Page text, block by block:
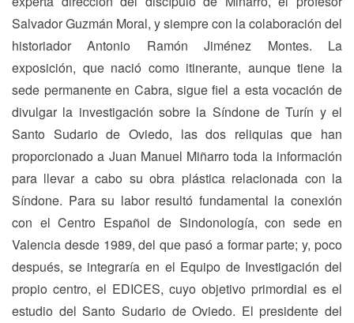
Salvador Guzmán Moral, y siempre con la colaboración del
historiador Antonio Ramón Jiménez Montes. La
exposición, que nació como itinerante, aunque tiene la
sede permanente en Cabra, sigue fiel a esta vocación de
divulgar la investigación sobre la Síndone de Turín y el
Santo Sudario de Oviedo, las dos reliquias que han
proporcionado a Juan Manuel Miñarro toda la información
para llevar a cabo su obra plástica relacionada con la
Síndone. Para su labor resultó fundamental la conexión
con el Centro Español de Sindonología, con sede en
Valencia desde 1989, del que pasó a formar parte; y, poco
después, se integraría en el Equipo de Investigación del
propio centro, el EDICES, cuyo objetivo primordial es el
estudio del Santo Sudario de Oviedo. El presidente del